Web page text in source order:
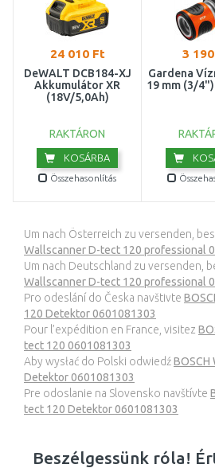
24 010 Ft
DeWALT DCB184-XJ
Akkumulátor XR
(18V/5,0Ah)
RAKTÁRON
KOSÁRBA
Összehasonlítás
3
Gardena
19 mm (3/
Um nach Österreich zu versenden,
Wallscanner D-tect 120 professional
Um nach Deutschland zu versenden,
Wallscanner D-tect 120 professional
Pro odeslání do Česka navštivte
120 Detektor 0601081303
Pour l’expédition en France, visitez
tect 120 0601081303
Aby wysłać do Polski odwiedź
Detektor 0601081303
Pre odoslanie na Slovensko navštívte
tect 120 Detektor 0601081303
Beszélgessünk róla!